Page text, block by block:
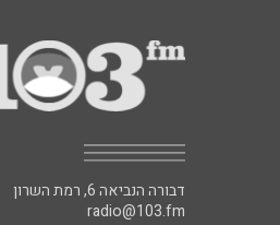
דבורה הנביאה 6, רמת השרון
radio@103.fm